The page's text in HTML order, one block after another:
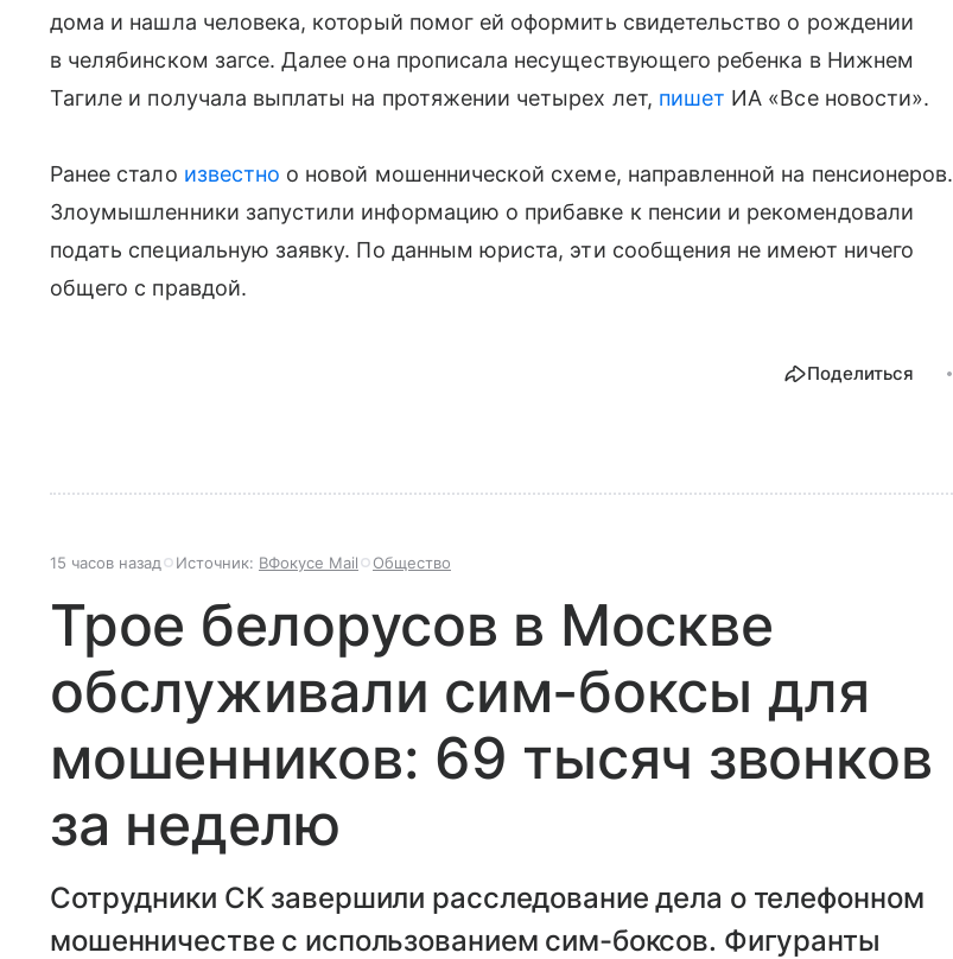
дома и нашла человека, который помог ей оформить свидетельство о рождении
в челябинском загсе. Далее она прописала несуществующего ребенка в Нижнем
Тагиле и получала выплаты на протяжении четырех лет, пишет ИА «Все новости».
Ранее стало известно о новой мошеннической схеме, направленной на пенсионеров.
Злоумышленники запустили информацию о прибавке к пенсии и рекомендовали
подать специальную заявку. По данным юриста, эти сообщения не имеют ничего
общего с правдой.
Поделиться
15 часов назад Источник: ВФокусе Mail Общество
Трое белорусов в Москве
обслуживали сим-боксы для
мошенников: 69 тысяч звонков
за неделю
Сотрудники СК завершили расследование дела о телефонном
мошенничестве с использованием сим-боксов. Фигуранты